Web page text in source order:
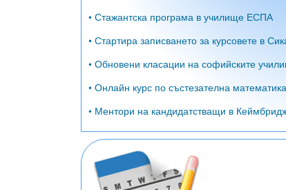
• Стажантска програма в училище ЕСПА
• Стартира записването за курсовете в
• Обновени класации на софийските
• Онлайн курс по състезателна
• Ментори на кандидатстващи в